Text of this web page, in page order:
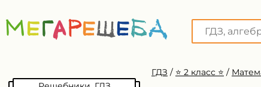
ГДЗ / ⭐️ 2 класс ⭐️ /